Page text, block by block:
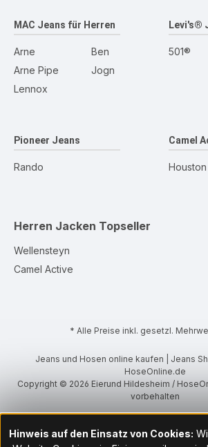
MAC Jeans für Herren
Arne
Arne Pipe
Lennox
Ben
Jogn
Levi's®
501®
Pioneer Jeans
Rando
Camel
Houston
Herren Jacken Topseller
Wellensteyn
Camel Active
* Alle Preise inkl. gesetzl.
Jeans und Hosen online kaufen | Jeans
HoseOnline.de
Copyright © 2026 Eierund Hildesheim /
vorbehalten
Hinweis auf den Einsatz von Cookies: